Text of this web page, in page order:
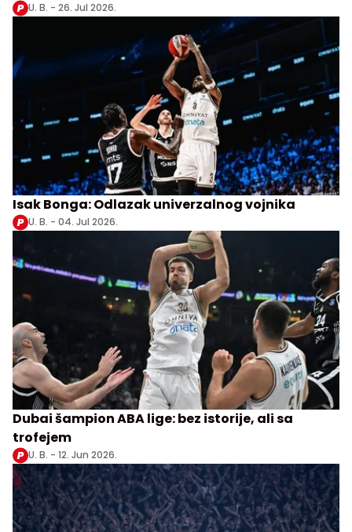
U. B. - 26. Jul 2026.
Isak Bonga: Odlazak univerzalnog vojnika
U. B. - 04. Jul 2026.
Dubai šampion ABA lige: bez istorije, ali sa
trofejem
U. B. - 12. Jun 2026.